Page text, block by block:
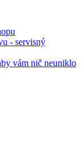
- servisný
vám nič neuniklo